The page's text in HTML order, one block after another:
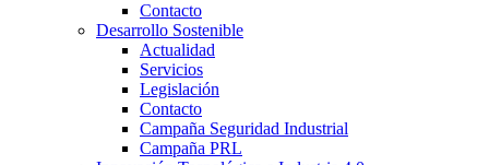
Contacto
Desarrollo Sostenible
Actualidad
Servicios
Legislación
Contacto
Campaña Seguridad Industrial
Campaña PRL